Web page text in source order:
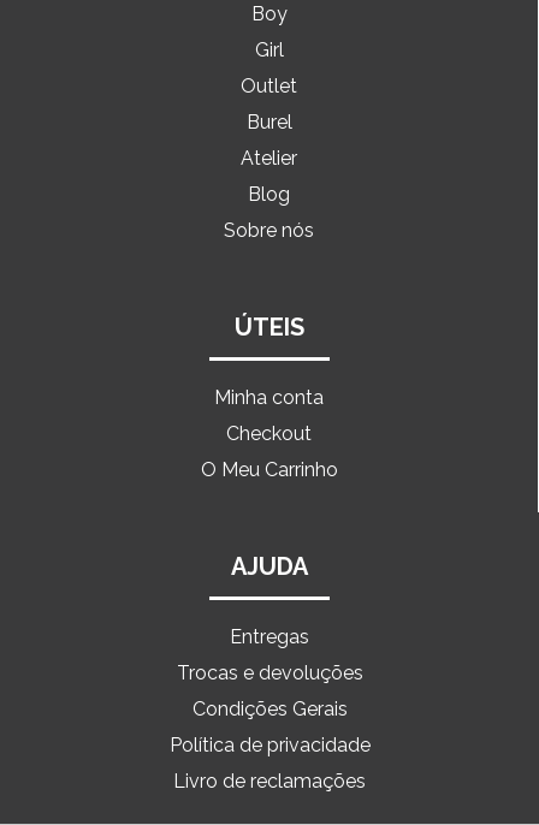
Boy
Girl
Outlet
Burel
Atelier
Blog
Sobre nós
ÚTEIS
Minha conta
Checkout
O Meu Carrinho
AJUDA
Entregas
Trocas e devoluções
Condições Gerais
Política de privacidade
Livro de reclamações